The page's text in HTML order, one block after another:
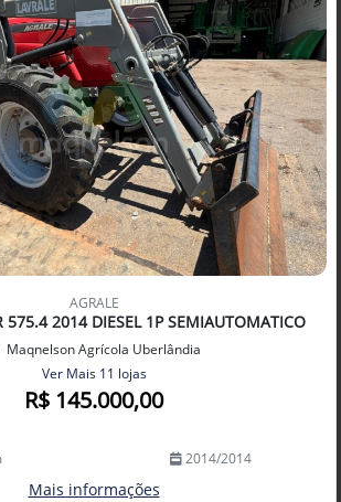
AGRALE
575.4 2014 DIESEL 1P SEMIAUTOMATICO
Maqnelson Agrícola Uberlândia
Ver Mais 11 lojas
R$ 145.000,00
2014/2014
Mais informações